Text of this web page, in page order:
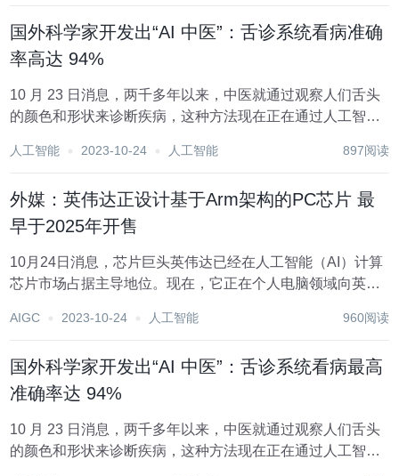
国外科学家开发出“AI 中医”：舌诊系统看病准确
率高达 94%
10 月 23 日消息，两千多年以来，中医就通过观察人们舌头
的颜色和形状来诊断疾病，这种方法现在正在通过人工智能
的一项合作研究表明，计算机辅助舌头诊断系统可以准确识
人工智能 2023-10-24 人工智能 897阅读
外媒：英伟达正设计基于Arm架构的PC芯片 最
早于2025年开售
10月24日消息，芯片巨头英伟达已经在人工智能（AI）计算
芯片市场占据主导地位。现在，它正在个人电脑领域向英特
芯片设计公司Arm的技术，设计可运行微软Windows操作系
AIGC 2023-10-24 人工智能 960阅读
国外科学家开发出“AI 中医”：舌诊系统看病最高
准确率达 94%
10 月 23 日消息，两千多年以来，中医就通过观察人们舌头
的颜色和形状来诊断疾病，这种方法现在正在通过人工智能